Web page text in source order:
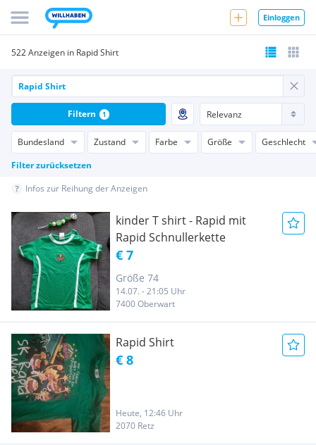
Einloggen
522 Anzeigen in Rapid Shirt
Bundesland Zustand Farbe Größe
Geschlecht
Filter zurücksetzen
Filtern 1
Infos zur Reihung der Anzeigen
kinder T shirt - Rapid mit
Rapid Schnullerkette
€ 7
Größe 74
14.07. - 21:05 Uhr
7400 Oberwart
Rapid Shirt
€ 8
Heute, 12:46 Uhr
2070 Retz